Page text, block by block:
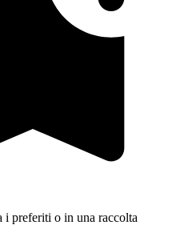
i preferiti o in una raccolta